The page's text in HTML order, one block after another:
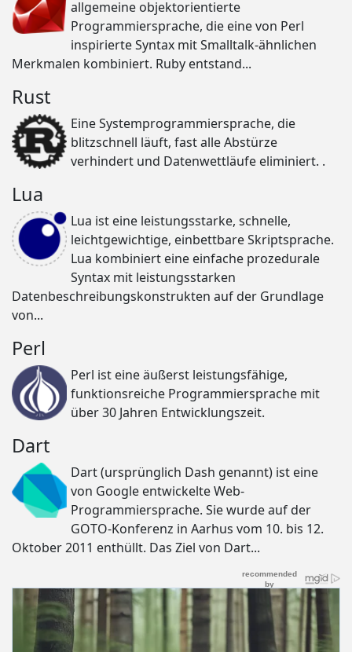
allgemeine objektorientierte
Programmiersprache, die eine von Perl
inspirierte Syntax mit Smalltalk-ähnlichen
Merkmalen kombiniert. Ruby entstand...
Rust
Eine Systemprogrammiersprache, die
blitzschnell läuft, fast alle Abstürze
verhindert und Datenwettläufe eliminiert. .
Lua
Lua ist eine leistungsstarke, schnelle,
leichtgewichtige, einbettbare Skriptsprache.
Lua kombiniert eine einfache prozedurale
Syntax mit leistungsstarken
Datenbeschreibungskonstrukten auf der Grundlage
von...
Perl
Perl ist eine äußerst leistungsfähige,
funktionsreiche Programmiersprache mit
über 30 Jahren Entwicklungszeit.
Dart
Dart (ursprünglich Dash genannt) ist eine
von Google entwickelte Web-
Programmiersprache. Sie wurde auf der
GOTO-Konferenz in Aarhus vom 10. bis 12.
Oktober 2011 enthüllt. Das Ziel von Dart...